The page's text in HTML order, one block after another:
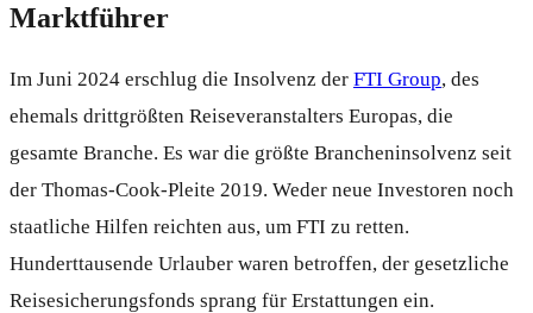
Marktführer
Im Juni 2024 erschlug die Insolvenz der FTI Group, des
ehemals drittgrößten Reiseveranstalters Europas, die
gesamte Branche. Es war die größte Brancheninsolvenz seit
der Thomas-Cook-Pleite 2019. Weder neue Investoren noch
staatliche Hilfen reichten aus, um FTI zu retten.
Hunderttausende Urlauber waren betroffen, der gesetzliche
Reisesicherungsfonds sprang für Erstattungen ein.